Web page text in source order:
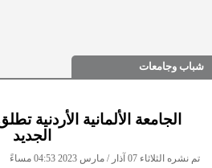
شباب وجامعات
الجامعة الألمانية الأردنية
الجديد
تم نشره الثلاثاء 07 آذار / مارس 2023 04:53 مساءً